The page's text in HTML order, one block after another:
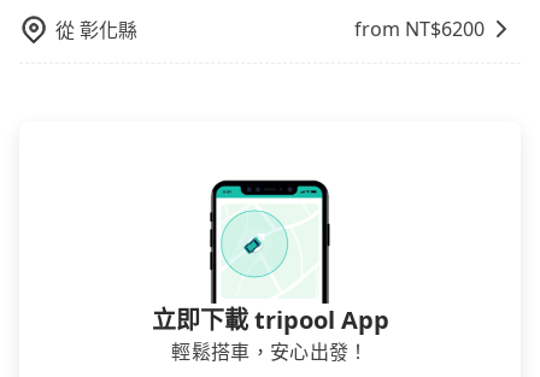
低，如此便反應在服務品質的控管會更佳。但tripool網
站上的價格是動態的，一般來說越早預訂價格越優，且
從彰化縣 from NT$6200
立即下載 tripool App
輕鬆搭車，安心出發！